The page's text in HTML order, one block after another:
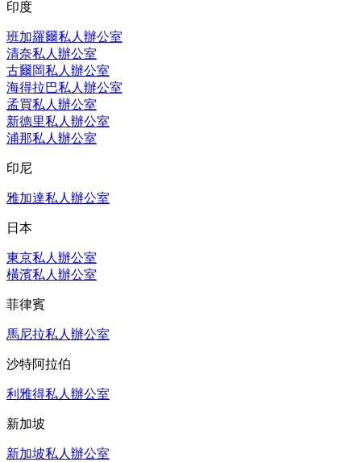
印度
班加羅爾私人辦公室
清奈私人辦公室
古爾岡私人辦公室
海得拉巴私人辦公室
孟買私人辦公室
新德里私人辦公室
浦那私人辦公室
印尼
雅加達私人辦公室
日本
東京私人辦公室
橫濱私人辦公室
菲律賓
馬尼拉私人辦公室
沙特阿拉伯
利雅得私人辦公室
新加坡
新加坡私人辦公室